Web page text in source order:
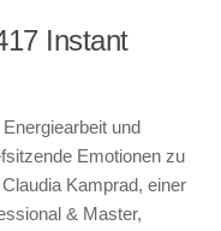
Instant
und
Emotionen zu
Kamprad, einer
& Master,